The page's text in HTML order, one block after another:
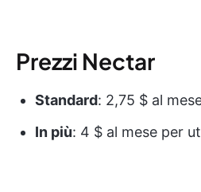
Prezzi Nectar
Standard: 2,75 $ al
In più: 4 $ al mese per